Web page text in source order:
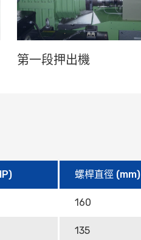
第一段押出機
螺桿直徑 (mm)
160
135